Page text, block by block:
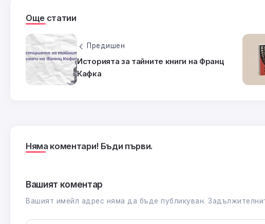
Още статии
Предишен
Историята за тайните книги на Франц
Кафка
Няма коментари! Бъди първи.
Вашият коментар
Вашият имейл адрес няма да бъде публикуван.